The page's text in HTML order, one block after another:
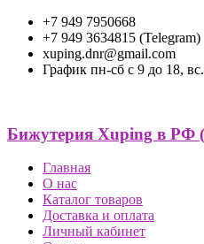
+7 949 7950668
+7 949 3634815 (Telegram)
xuping.dnr@gmail.com
График пн-сб с 9 до 18,
Бижутерия Xuping в РФ
Главная
О нас
Каталог товаров
Доставка и оплата
Личный кабинет